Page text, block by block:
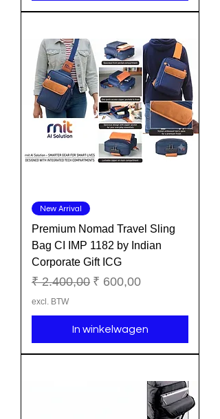
New Arrival
Premium Nomad Travel Sling
Bag CI IMP 1182 by Indian
Corporate Gift ICG
Normale prijs
₹ 2.400,00 Verkoopprijs
₹ 600,00
excl. BTW
In winkelwagen